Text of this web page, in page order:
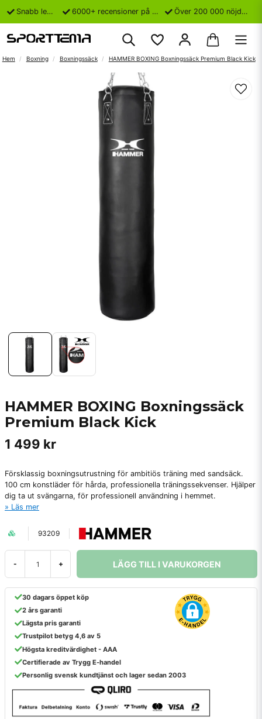
Snabb leverans 6000+ recensioner på Trustpilot Över 200 000 nöjda kunder
Hem Boxning Boxningssäck HAMMER BOXING Boxningssäck Premium Black Kick
HAMMER BOXING Boxningssäck
Premium Black Kick
1 499 kr
Försklassig boxningsutrustning för ambitiös träning med sandsäck.
100 cm konstläder för hårda, professionella träningssekvenser. Hjälper
dig ta ut svängarna, för professionell användning i hemmet.
Läs mer
93209
- + LÄGG TILL I VARUKORGEN
30 dagars öppet köp
2 års garanti
Lägsta pris garanti
Trustpilot betyg 4,6 av 5
Högsta kreditvärdighet - AAA
Certifierade av Trygg E-handel
Personlig svensk kundtjänst och lager sedan 2003